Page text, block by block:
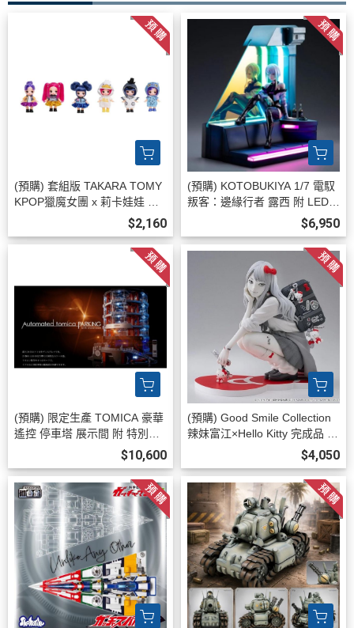
(預購) 套組版 TAKARA TOMY
KPOP獵魔女團 x 莉卡娃娃 可
愛聯名盲盒 全6種 一中盒6入販
$2,160
(預購) KOTOBUKIYA 1/7 電馭
叛客：邊緣行者 露西 附 LED展
示台 不可動完成品 20260813
$6,950
(預購) 限定生產 TOMICA 豪華
遙控 停車塔 展示間 附 特別色
Nissan GTR R35 Nismo 2026
$10,600
(預購) Good Smile Collection
辣妹富江×Hello Kitty 完成品 20
$4,050